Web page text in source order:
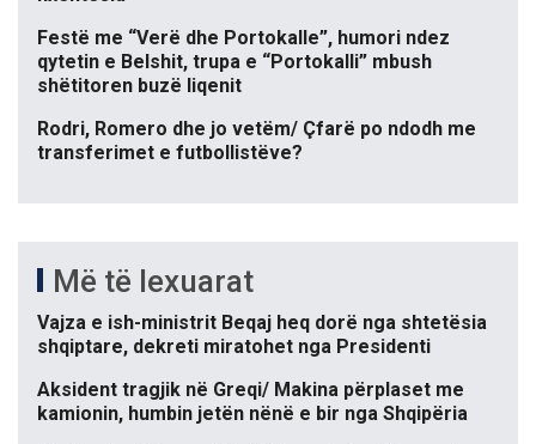
Festë me “Verë dhe Portokalle”, humori ndez
qytetin e Belshit, trupa e “Portokalli” mbush
shëtitoren buzë liqenit
Rodri, Romero dhe jo vetëm/ Çfarë po ndodh me
transferimet e futbollistëve?
Më të lexuarat
Vajza e ish-ministrit Beqaj heq dorë nga shtetësia
shqiptare, dekreti miratohet nga Presidenti
Aksident tragjik në Greqi/ Makina përplaset me
kamionin, humbin jetën nënë e bir nga Shqipëria